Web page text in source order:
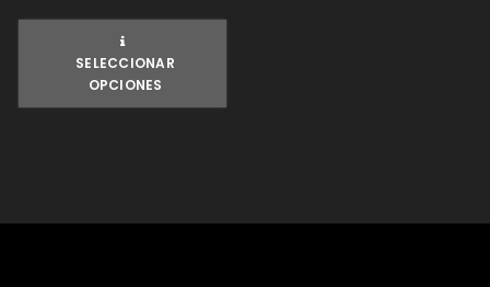
SELECCIONAR
OPCIONES